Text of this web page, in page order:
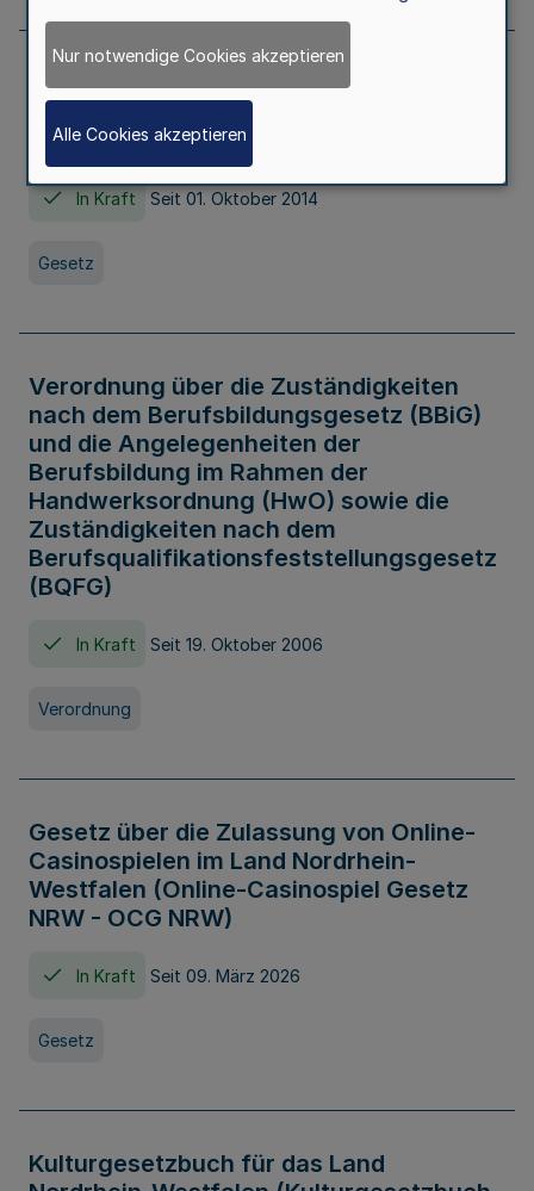
Gesetz über die Hochschulen des Landes
Nordrhein-Westfalen (Hochschulgesetz -
HG)
In Kraft Seit 01. Oktober 2014
Gesetz
Verordnung über die Zuständigkeiten
nach dem Berufsbildungsgesetz (BBiG)
und die Angelegenheiten der
Berufsbildung im Rahmen der
Handwerksordnung (HwO) sowie die
Zuständigkeiten nach dem
Berufsqualifikationsfeststellungsgesetz
(BQFG)
In Kraft Seit 19. Oktober 2006
Verordnung
Gesetz über die Zulassung von Online-
Casinospielen im Land Nordrhein-
Westfalen (Online-Casinospiel Gesetz
NRW - OCG NRW)
In Kraft Seit 09. März 2026
Gesetz
Kulturgesetzbuch für das Land
Nur notwendige Cookies akzeptieren
Alle Cookies akzeptieren